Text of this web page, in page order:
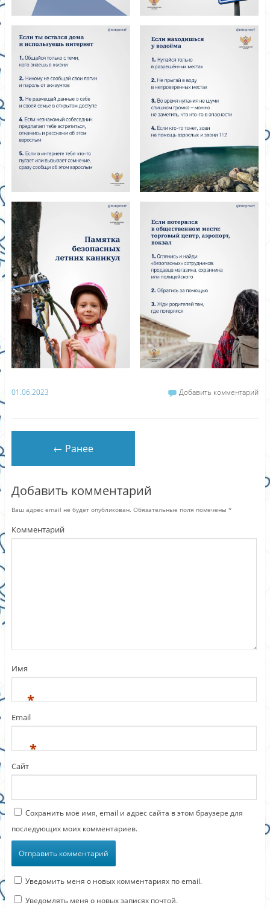
01.06.2023 Добавить комментарий
← Ранее
Добавить комментарий
Ваш адрес email не будет опубликован. Обязательные поля помечены *
Комментарий
Имя
*
Email
*
Сайт
Сохранить моё имя, email и адрес сайта в этом браузере для
последующих моих комментариев.
Уведомить меня о новых комментариях по email.
Уведомлять меня о новых записях почтой.